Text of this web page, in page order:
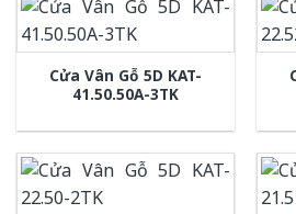
Cửa Vân Gỗ 5D KAT-
41.50.50A-3TK